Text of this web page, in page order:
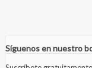
Síguenos en nuestro